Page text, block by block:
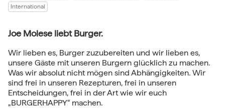
International
​Joe Molese liebt Burger.
Wir lieben es, Burger zuzubereiten und wir lieben es,
unsere Gäste mit unseren Burgern glücklich zu machen.
Was wir absolut nicht mögen sind Abhängigkeiten. Wir
sind frei in unseren Rezepturen, frei in unseren
Entscheidungen, frei in der Art wie wir euch
„BURGERHAPPY“ machen.